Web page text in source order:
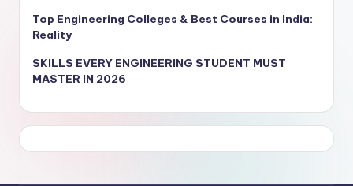
Top Engineering Colleges & Best Courses in India:
Reality
SKILLS EVERY ENGINEERING STUDENT MUST
MASTER IN 2026